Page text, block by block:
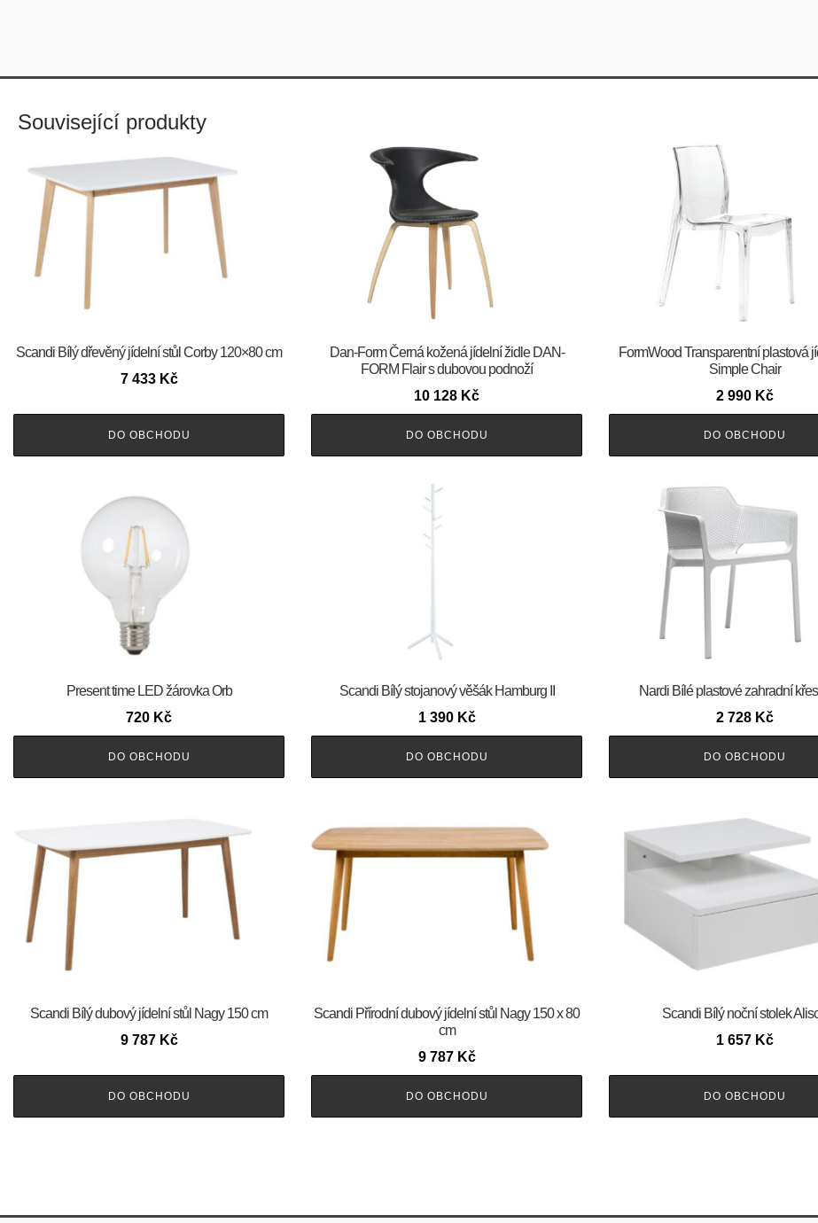
Související produkty
Scandi Bílý dřevěný jídelní stůl Corby 120×80 cm
7 433 Kč
DO OBCHODU
​​​​​Dan-Form Černá kožená jídelní židle DAN-
FORM Flair s dubovou podnoží
10 128 Kč
DO OBCHODU
FormWood Transparentní plastová
Simple Chair
2 990 Kč
DO OBCHODU
Present time LED žárovka Orb
720 Kč
DO OBCHODU
Scandi Bílý stojanový věšák Hamburg II
1 390 Kč
DO OBCHODU
Nardi Bílé plastové zahradní
2 728 Kč
DO OBCHODU
Scandi Bílý dubový jídelní stůl Nagy 150 cm
9 787 Kč
DO OBCHODU
Scandi Přírodní dubový jídelní stůl Nagy 150 x 80
cm
9 787 Kč
DO OBCHODU
Scandi Bílý noční stolek
1 657 Kč
DO OBCHODU